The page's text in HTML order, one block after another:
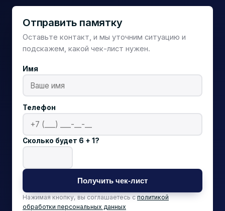
Отправить памятку
Оставьте контакт, и мы уточним ситуацию и
подскажем, какой чек-лист нужен.
Имя
Телефон
Сколько будет 6 + 1?
Получить чек-лист
Нажимая кнопку, вы соглашаетесь с политикой
обработки персональных данных